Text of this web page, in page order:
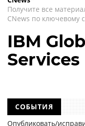
Получите все
CNews по ключевому
IBM
Services
СОБЫТИЯ
Опубликовать/